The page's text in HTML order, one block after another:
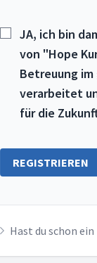
JA, ich bin
von "Hope
Betreuung
verarbeitet
für die
REGISTRIEREN
Hast du schon